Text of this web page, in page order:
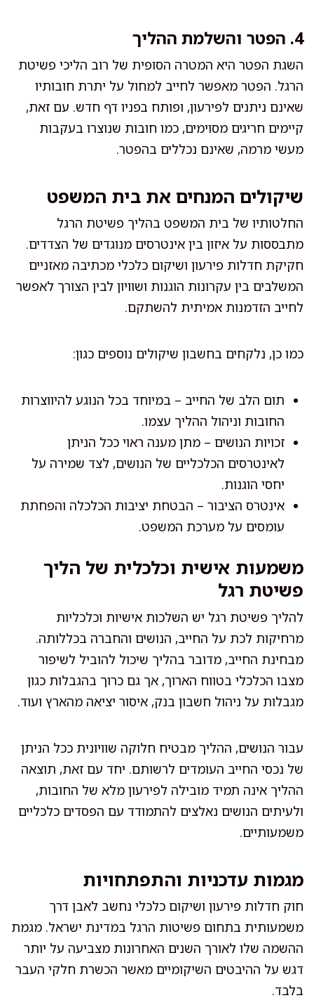
4. הפטר והשלמת ההליך
השגת הפטר היא המטרה הסופית של רוב הליכי פשיטת
הרגל. הפטר מאפשר לחייב למחול על יתרת חובותיו
שאינם ניתנים לפירעון, ופותח בפניו דף חדש. עם זאת,
קיימים חריגים מסוימים, כמו חובות שנוצרו בעקבות
מעשי מרמה, שאינם נכללים בהפטר.
שיקולים המנחים את בית המשפט
החלטותיו של בית המשפט בהליך פשיטת הרגל
מתבססות על איזון בין אינטרסים מנוגדים של הצדדים.
חקיקת חדלות פירעון ושיקום כלכלי מכתיבה מאזניים
המשלבים בין עקרונות הוגנות ושוויון לבין הצורך לאפשר
לחייב הזדמנות אמיתית להשתקם.
כמו כן, נלקחים בחשבון שיקולים נוספים כגון:
תום הלב של החייב – במיוחד בכל הנוגע להיווצרות
החובות וניהול ההליך עצמו.
זכויות הנושים – מתן מענה ראוי ככל הניתן
לאינטרסים הכלכליים של הנושים, לצד שמירה על
יחסי הוגנות.
אינטרס הציבור – הבטחת יציבות הכלכלה והפחתת
עומסים על מערכת המשפט.
משמעות אישית וכלכלית של הליך
פשיטת רגל
להליך פשיטת רגל יש השלכות אישיות וכלכליות
מרחיקות לכת על החייב, הנושים והחברה בכללותה.
מבחינת החייב, מדובר בהליך שיכול להוביל לשיפור
מצבו הכלכלי בטווח הארוך, אך גם כרוך בהגבלות כגון
מגבלות על ניהול חשבון בנק, איסור יציאה מהארץ ועוד.
עבור הנושים, ההליך מבטיח חלוקה שוויונית ככל הניתן
של נכסי החייב העומדים לרשותם. יחד עם זאת, תוצאה
ההליך אינה תמיד מובילה לפירעון מלא של החובות,
ולעיתים הנושים נאלצים להתמודד עם הפסדים כלכליים
משמעותיים.
מגמות עדכניות והתפתחויות
חוק חדלות פירעון ושיקום כלכלי נחשב לאבן דרך
משמעותית בתחום פשיטות הרגל במדינת ישראל. מגמת
ההשמה שלו לאורך השנים האחרונות מצביעה על יותר
דגש על ההיבטים השיקומיים מאשר הכשרת חלקי העבר
בלבד.